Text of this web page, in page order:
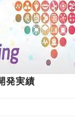
発実績